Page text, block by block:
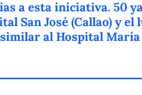
a esta iniciativa. 50
San José (Callao) y el
al Hospital María